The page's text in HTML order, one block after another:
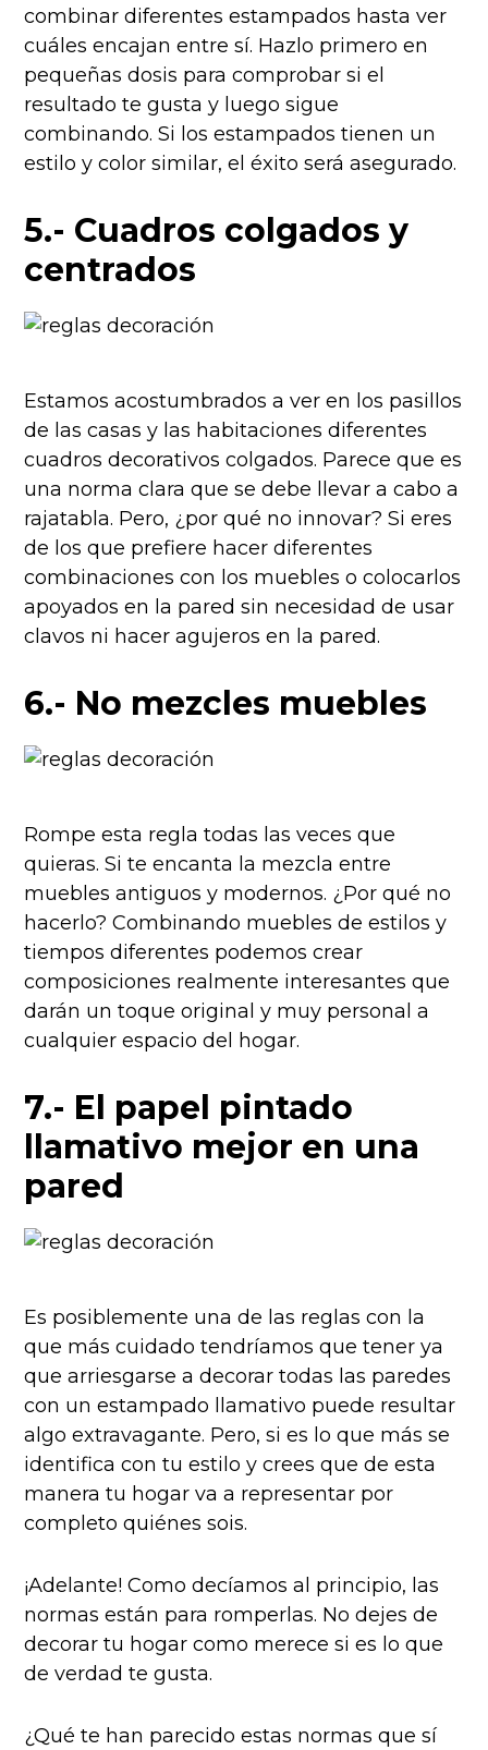
combinar diferentes estampados hasta ver
cuáles encajan entre sí. Hazlo primero en
pequeñas dosis para comprobar si el
resultado te gusta y luego sigue
combinando. Si los estampados tienen un
estilo y color similar, el éxito será asegurado.
5.- Cuadros colgados y
centrados
Estamos acostumbrados a ver en los pasillos
de las casas y las habitaciones diferentes
cuadros decorativos colgados. Parece que es
una norma clara que se debe llevar a cabo a
rajatabla. Pero, ¿por qué no innovar? Si eres
de los que prefiere hacer diferentes
combinaciones con los muebles o colocarlos
apoyados en la pared sin necesidad de usar
clavos ni hacer agujeros en la pared.
6.- No mezcles muebles
Rompe esta regla todas las veces que
quieras. Si te encanta la mezcla entre
muebles antiguos y modernos. ¿Por qué no
hacerlo? Combinando muebles de estilos y
tiempos diferentes podemos crear
composiciones realmente interesantes que
darán un toque original y muy personal a
cualquier espacio del hogar.
7.- El papel pintado
llamativo mejor en una
pared
Es posiblemente una de las reglas con la
que más cuidado tendríamos que tener ya
que arriesgarse a decorar todas las paredes
con un estampado llamativo puede resultar
algo extravagante. Pero, si es lo que más se
identifica con tu estilo y crees que de esta
manera tu hogar va a representar por
completo quiénes sois.
¡Adelante! Como decíamos al principio, las
normas están para romperlas. No dejes de
decorar tu hogar como merece si es lo que
de verdad te gusta.
¿Qué te han parecido estas normas que sí